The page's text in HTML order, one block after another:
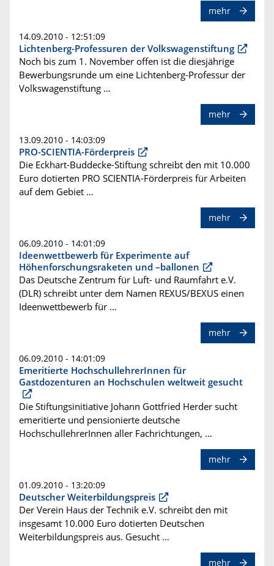
mehr
14.09.2010 - 12:51:09
Lichtenberg-Professuren der Volkswagenstiftung
Noch bis zum 1. November offen ist die diesjährige
Bewerbungsrunde um eine Lichtenberg-Professur der
Volkswagenstiftung …
mehr
13.09.2010 - 14:03:09
PRO-SCIENTIA-Förderpreis
Die Eckhart-Buddecke-Stiftung schreibt den mit 10.000
Euro dotierten PRO SCIENTIA-Förderpreis für Arbeiten
auf dem Gebiet …
mehr
06.09.2010 - 14:01:09
Ideenwettbewerb für Experimente auf
Höhenforschungsraketen und –ballonen
Das Deutsche Zentrum für Luft- und Raumfahrt e.V.
(DLR) schreibt unter dem Namen REXUS/BEXUS einen
Ideenwettbewerb für …
mehr
06.09.2010 - 14:01:09
Emeritierte HochschullehrerInnen für
Gastdozenturen an Hochschulen weltweit gesucht
Die Stiftungsinitiative Johann Gottfried Herder sucht
emeritierte und pensionierte deutsche
HochschullehrerInnen aller Fachrichtungen, …
mehr
01.09.2010 - 13:20:09
Deutscher Weiterbildungspreis
Der Verein Haus der Technik e.V. schreibt den mit
insgesamt 10.000 Euro dotierten Deutschen
Weiterbildungspreis aus. Gesucht …
mehr